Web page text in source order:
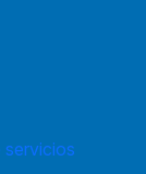
servicios